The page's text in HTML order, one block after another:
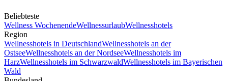
Beliebteste
Wellness WochenendeWellnessurlaubWellnesshotels
Region
Wellnesshotels in DeutschlandWellnesshotels an der
OstseeWellnesshotels an der NordseeWellnesshotels im
HarzWellnesshotels im SchwarzwaldWellnesshotels im Bayerischen
Wald